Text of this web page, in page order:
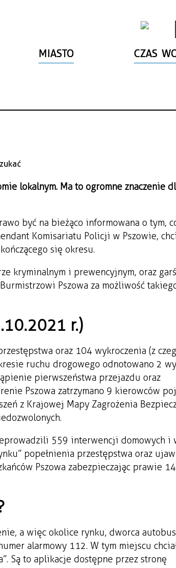
MIASTO CZAS
lokalnym. Ma to ogromne znaczenie
być na bieżąco informowana o tym,
Komisariatu Policji w Pszowie,
się okresu.
kryminalnym i prewencyjnym, oraz
Pszowa za możliwość
r.)
oraz 104 wykroczenia (z
ruchu drogowego odnotowano 2
pierwszeństwa przejazdu oraz
Pszowa zatrzymano 9 kierowców
z Krajowej Mapy Zagrożenia
559 interwencji domowych i
popełnienia przestępstwa oraz
Pszowa zabezpieczając prawie
a więc okolice rynku, dworca
alarmowy 112. W tym miejscu
Są to aplikacje dostępne przez stronę